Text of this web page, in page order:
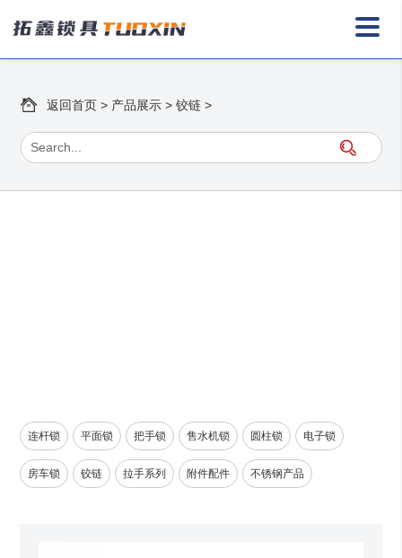
返回首页 > 产品展示 >铰链 >
连杆锁 平面锁 把手锁 售水机锁 圆柱锁 电子锁
房车锁 铰链 拉手系列 附件配件 不锈钢产品